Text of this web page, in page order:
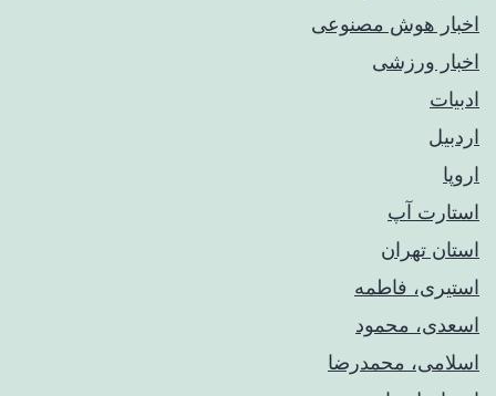
اخبار هوش مصنوعی
اخبار ورزشی
ادبیات
اردبیل
اروپا
استارت آپ
استان تهران
استیری، فاطمه
اسعدی، محمود
اسلامی، محمدرضا